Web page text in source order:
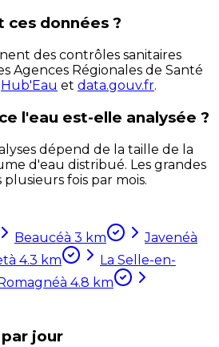
ces données ?
des contrôles sanitaires
Agences Régionales de Santé
Hub'Eau et data.gouv.fr.
l'eau est-elle analysée ?
dépend de la taille de la
d'eau distribué. Les grandes
fois par mois.
Beaucéà 3 km Javenéà
à 4.3 km
La Selle-en-
à 4.8 km
par jour